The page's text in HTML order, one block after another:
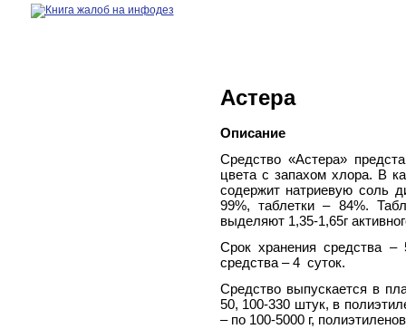
Астера
Описание
Средство «Астера»
цвета с запахом хлора. В
содержит натриевую соль
99%, таблетки – 84%.
выделяют 1,35-1,65г
Срок хранения средства –
средства – 4 суток.
Средство выпускается в
50, 100-330 штук, в
– по 100-5000 г,